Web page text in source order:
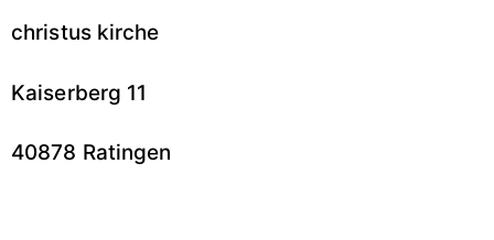
christus kirche
Kaiserberg 11
40878 Ratingen